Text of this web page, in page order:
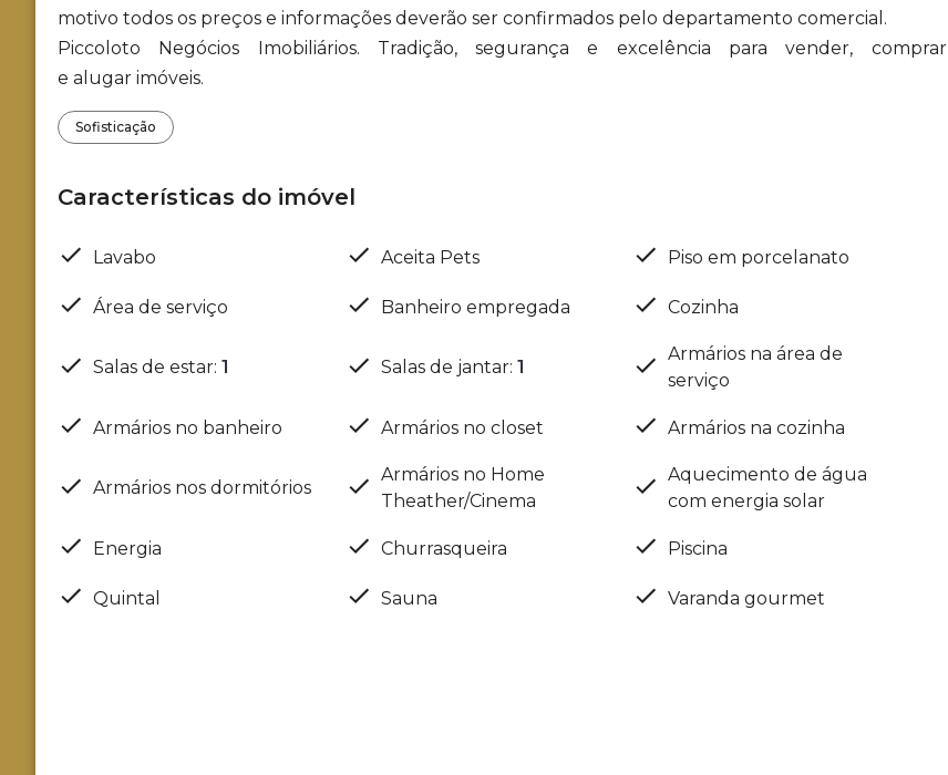
motivo todos os preços e informações deverão ser confirmados pelo departamento comercial.
Piccoloto Negócios Imobiliários. Tradição, segurança e excelência para vender, comprar
e alugar imóveis.
Sofisticação
Características do imóvel
Lavabo Aceita Pets Piso em porcelanato
Área de serviço Banheiro empregada Cozinha
Salas de estar: 1 Salas de jantar: 1
Armários na área de
serviço
Armários no banheiro Armários no closet Armários na cozinha
Armários nos dormitórios
Armários no Home
Theather/Cinema
Aquecimento de água
com energia solar
Energia Churrasqueira Piscina
Quintal Sauna Varanda gourmet